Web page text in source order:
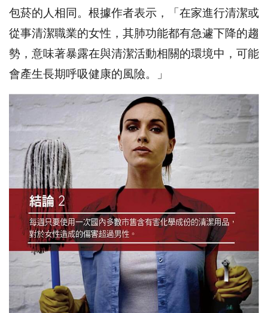
包菸的人相同。根據作者表示，「在家進行清潔或
從事清潔職業的女性，其肺功能都有急遽下降的趨
勢，意味著暴露在與清潔活動相關的環境中，可能
會產生長期呼吸健康的風險。」